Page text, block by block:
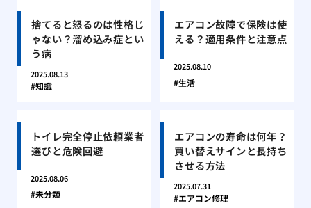
捨てると怒るのは性格じ
ゃない？溜め込み症とい
う病
2025.08.13
知識
エアコン故障で保険は使
える？適用条件と注意点
2025.08.10
生活
トイレ完全停止依頼業者
選びと危険回避
2025.08.06
未分類
エアコンの寿命は何年？
買い替えサインと長持ち
させる方法
2025.07.31
エアコン修理